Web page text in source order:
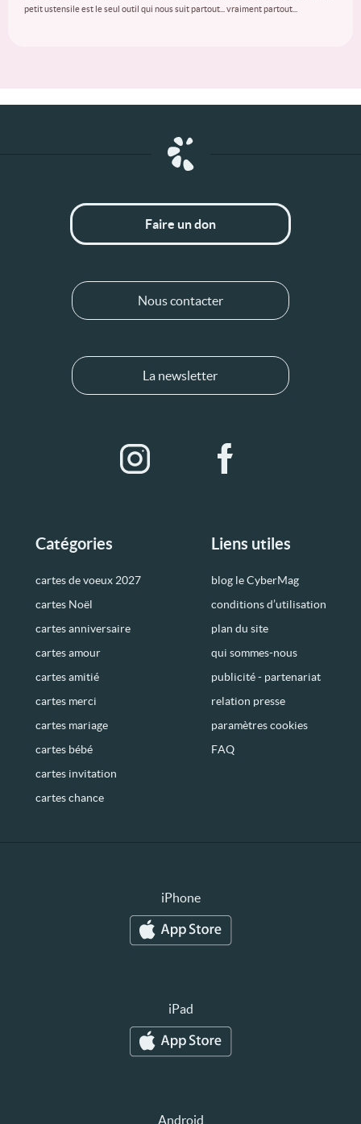
petit ustensile est le seul outil qui nous suit partout... vraiment partout...
Catégories
cartes de voeux 2027
cartes Noël
cartes anniversaire
cartes amour
cartes amitié
cartes merci
cartes mariage
cartes bébé
cartes invitation
cartes chance
Liens utiles
blog le CyberMag
conditions d’utilisation
plan du site
qui sommes-nous
publicité - partenariat
relation presse
paramètres cookies
FAQ
Faire un don
Nous contacter
La newsletter
iPhone
iPad
Android